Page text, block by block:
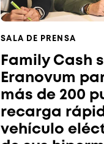
SALA DE PRENSA
Family Cash
Eranovum
más de 200
recarga
vehículo